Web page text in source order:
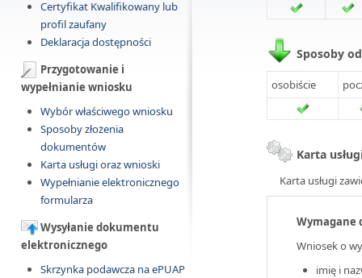
Certyfikat Kwalifikowany lub
profil zaufany
Deklaracja dostępności
Przygotowanie i
wypełnianie wniosku
Wybór właściwego wniosku
Sposoby złożenia
dokumentów
Karta usługi oraz wnioski
Wypełnianie elektronicznego
formularza
Wysyłanie dokumentu
elektronicznego
Skrzynka podawcza na ePUAP
Sposoby
osobiście
Karta
Karta usługi
Wymagane
Wniosek o
imię i